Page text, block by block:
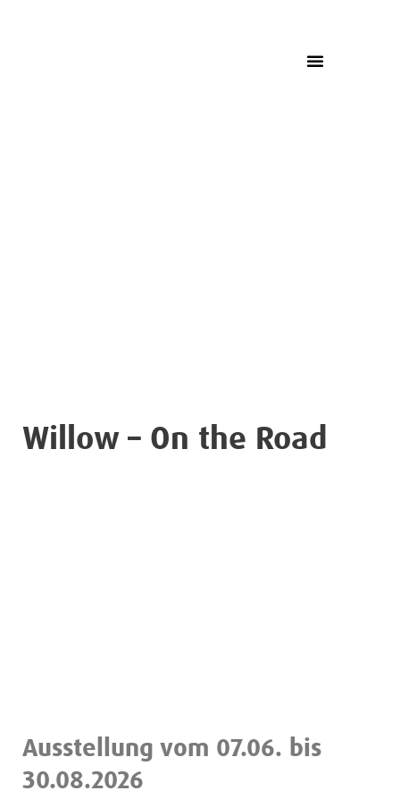
Willow – On the Road
Ausstellung vom 07.06. bis
30.08.2026